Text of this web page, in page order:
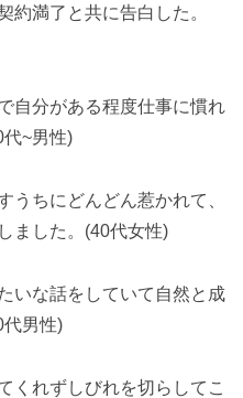
約満了と共に告白した。
自分がある程度仕事に慣れ
~男性)
うちにどんどん惹かれて、
ました。(40代女性)
いな話をしていて自然と成
代男性)
くれずしびれを切らしてこ